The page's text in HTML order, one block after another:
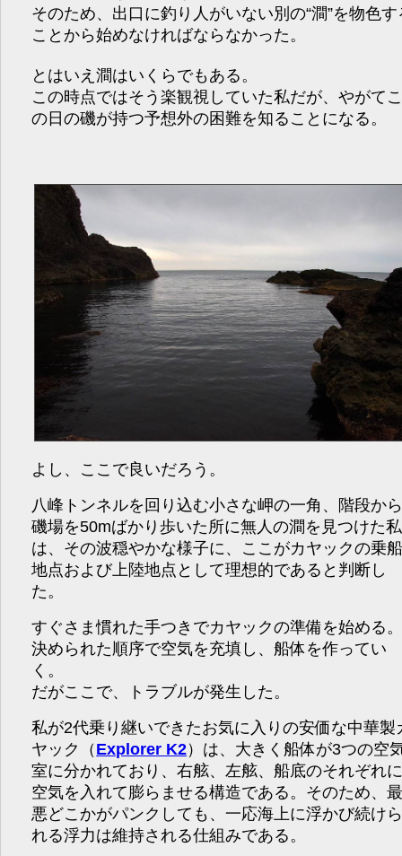
そのため、出口に釣り人がいない別の“澗”を物色す
ことから始めなければならなかった。
とはいえ澗はいくらでもある。
この時点ではそう楽観視していた私だが、やがて
の日の磯が持つ予想外の困難を知ることになる。
よし、ここで良いだろう。
八峰トンネルを回り込む小さな岬の一角、階段か
磯場を50mばかり歩いた所に無人の澗を見つけた私
は、その波穏やかな様子に、ここがカヤックの乗
地点および上陸地点として理想的であると判断し
た。
すぐさま慣れた手つきでカヤックの準備を始める
決められた順序で空気を充填し、船体を作ってい
く。
だがここで、トラブルが発生した。
私が2代乗り継いできたお気に入りの安価な中華製
ヤック（ Explorer K2）は、大きく船体が3つの空
室に分かれており、右舷、左舷、船底のそれぞれ
空気を入れて膨らませる構造である。そのため、
悪どこかがパンクしても、一応海上に浮かび続け
れる浮力は維持される仕組みである。